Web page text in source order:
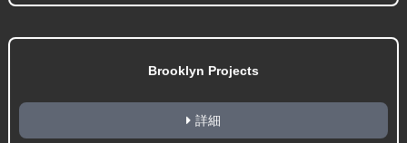
Brooklyn Projects
詳細